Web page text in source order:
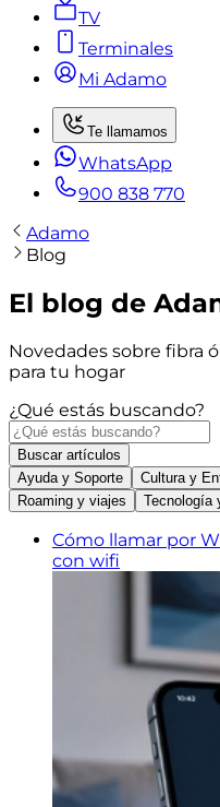
TV
Terminales
Mi Adamo
Te llamamos
WhatsApp
900 838 770
Adamo
Blog
El blog de
Novedades sobre fibra
para tu hogar
¿Qué estás buscando?
Buscar artículos
Ayuda y Soporte
Cultura y
Roaming y viajes
Tecnología
Cómo llamar por
con wifi